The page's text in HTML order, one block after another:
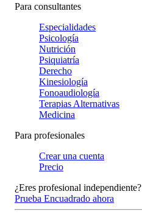
Para consultantes
Especialidades
Psicología
Nutrición
Psiquiatría
Derecho
Kinesiología
Fonoaudiología
Terapias Alternativas
Medicina
Para profesionales
Crear una cuenta
Precio
¿Eres profesional independiente?
Prueba Encuadrado ahora